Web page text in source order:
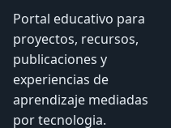
Portal educativo para
proyectos, recursos,
publicaciones y
experiencias de
aprendizaje mediadas
por tecnologia.